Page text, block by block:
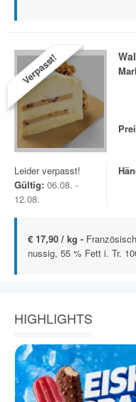
Verpasst!
Leider verpasst!
Gültig: 06.08. -
12.08.
€ 17,90 / kg -
nussig, 55 % Fett i. Tr.
HIGHLIGHTS